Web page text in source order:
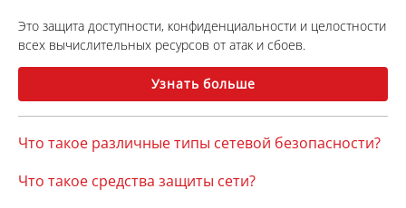
Это защита доступности, конфиденциальности и целостности
всех вычислительных ресурсов от атак и сбоев.
Узнать больше
Что такое различные типы сетевой безопасности?
Что такое средства защиты сети?